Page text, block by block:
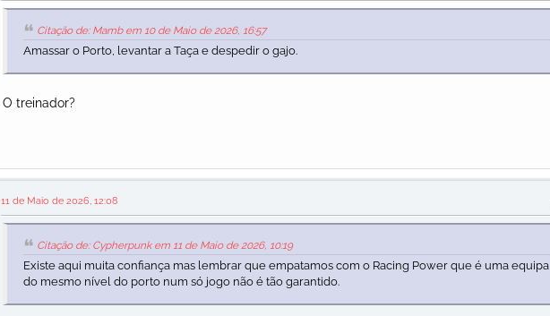
Citação de: Mamb em 10 de Maio de 2026, 16:57
Amassar o Porto, levantar a Taça e despedir o gajo.
O treinador?
11 de Maio de 2026, 12:08
Citação de: Cypherpunk em 11 de Maio de 2026, 10:19
Existe aqui muita confiança mas lembrar que empatamos com o Racing Power que é uma equipa
do mesmo nível do porto num só jogo não é tão garantido.